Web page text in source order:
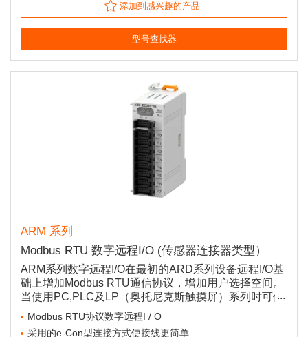
添加到感兴趣的产品
型号查找器
ARM 系列
Modbus RTU 数字远程I/O (传感器连接器类型）
ARM系列数字远程I/O在最初的ARD系列设备远程I/O基
础上增加Modbus RTU通信协议，增加用户选择空间。
当使用PC,PLC及LP（奥托尼克斯触摸屏）系列时可任
意扩展I/O端口，并且在传感器连接各种控制器时使用A
RM可节省配线成本。此外，所采用的e-Con型连接方
Modbus RTU协议数字远程I / O
采用的e-Con型连接方式使接线更简单